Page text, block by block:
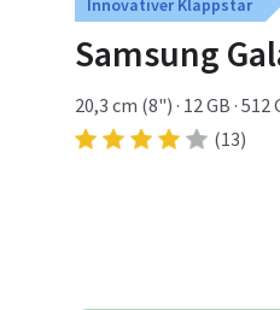
Innovativer Klappstar
Samsung
20,3 cm (8") · 12 GB · 512
(13)